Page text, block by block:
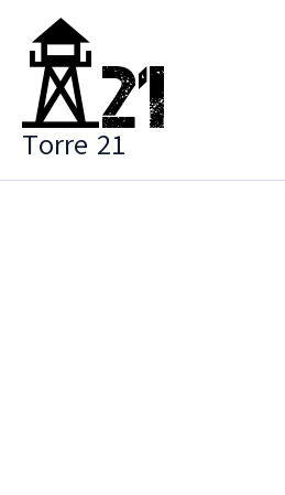
contenuto
Torre 21